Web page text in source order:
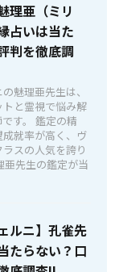
理亜（ミリ
占いは当た
判を徹底調
魅理亜先生は、
と霊視で悩み解
す。 鑑定の精
就率が高く、ヴ
スの人気を誇り
亜先生の鑑定が当
ルニ】孔雀先
たらない？口